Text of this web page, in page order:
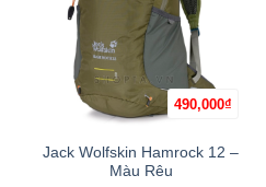
490,000₫
Jack Wolfskin Hamrock 12 –
Màu Rêu